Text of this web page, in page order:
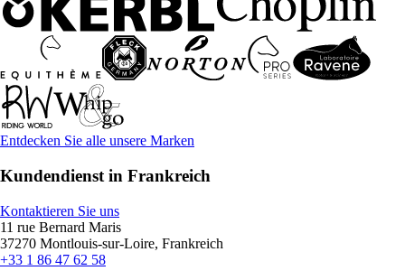
Entdecken Sie alle unsere Marken
Kundendienst in Frankreich
Kontaktieren Sie uns
11 rue Bernard Maris
37270 Montlouis-sur-Loire, Frankreich
+33 1 86 47 62 58